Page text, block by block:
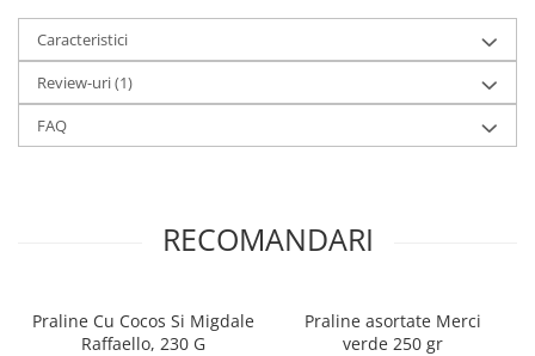
Caracteristici
Review-uri(1)
FAQ
RECOMANDARI
Praline Cu Cocos Si Migdale
Raffaello, 230 G
Praline asortate Merci
verde 250 gr